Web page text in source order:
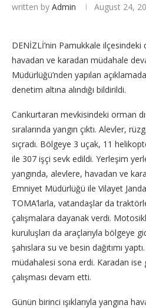
written by Admin August 24,
DENİZLİ’nin Pamukkale ilçesindeki
havadan ve karadan müdahale
Müdürlüğü’nden yapılan
denetim altına alındığı bildirildi.
Cankurtaran mevkisindeki orman
sıralarında yangın çıktı. Alevler,
sıçradı. Bölgeye 3 uçak, 11
ile 307 işçi sevk edildi. Yerleşim
yangında, alevlere, havadan ve
Emniyet Müdürlüğü ile Vilayet
TOMA’larla, vatandaşlar da
çalışmalara dayanak verdi.
kuruluşları da araçlarıyla bölgeye
şahıslara su ve besin dağıtımı
müdahalesi sona erdi. Karadan ise
çalışması devam etti.
Günün birinci ışıklarıyla yangına